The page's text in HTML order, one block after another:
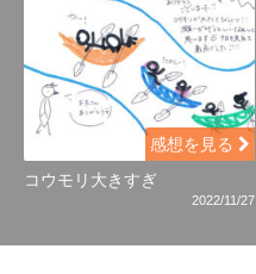
感想を見る
コウモリ大きすぎ
2022/11/27